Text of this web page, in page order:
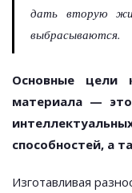
дать вторую
выбрасываются.
Основные цели
материала — это
способностей, а
Изготавливая